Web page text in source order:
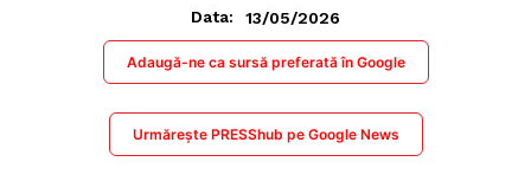
Data:
13/05/2026
Adaugă-ne ca sursă preferată în Google
Urmărește PRESShub pe Google News